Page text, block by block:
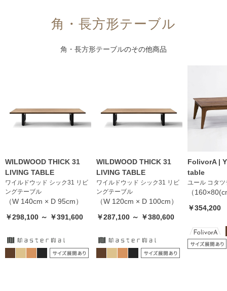
角・長方形テーブル
角・長方形テーブルのその他商品
WILDWOOD THICK 31
LIVING TABLE
ワイルドウッド シック31 リビ
ングテーブル
（W 140cm × D 95cm）
￥298,100 ～ ￥391,600
WILDWOOD THICK 31
LIVING TABLE
ワイルドウッド シック31 リビ
ングテーブル
（W 120cm × D 100cm）
￥287,100 ～ ￥380,600
FolivorA |
table
ユール コタ
（
￥354,200